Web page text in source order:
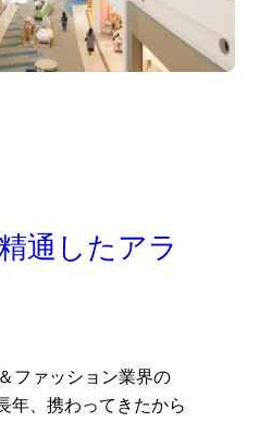
通したアラ
ファッション業界の
年、携わってきたから